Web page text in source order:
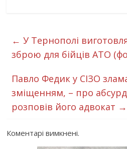
← У Тернополі
зброю для бійців АТО
Павло Федик у СІЗО
зміщенням, – про
розповів його адвокат →
Коментарі вимкнені.